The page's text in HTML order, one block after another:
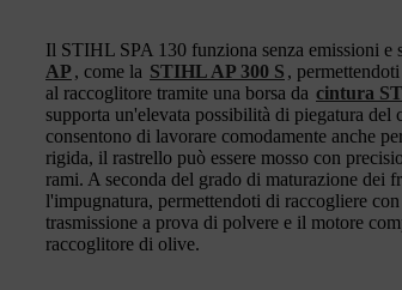
Il STIHL SPA 130 funziona senza emissioni
AP , come la STIHL AP 300 S ,
al raccoglitore tramite una borsa da cintura
supporta un'elevata possibilità di piegatura
consentono di lavorare comodamente anche
rigida, il rastrello può essere mosso con
rami. A seconda del grado di maturazione dei
l'impugnatura, permettendoti di raccogliere
trasmissione a prova di polvere e il motore
raccoglitore di olive.